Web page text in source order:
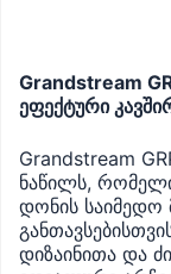
Grandstream
ეფექტური
Grandstream
ნაწილს,
დონის საიმედო
დიზაინითა და